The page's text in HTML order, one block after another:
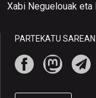
Xabi Neguelouak eta
PARTEKATU SAREAN: